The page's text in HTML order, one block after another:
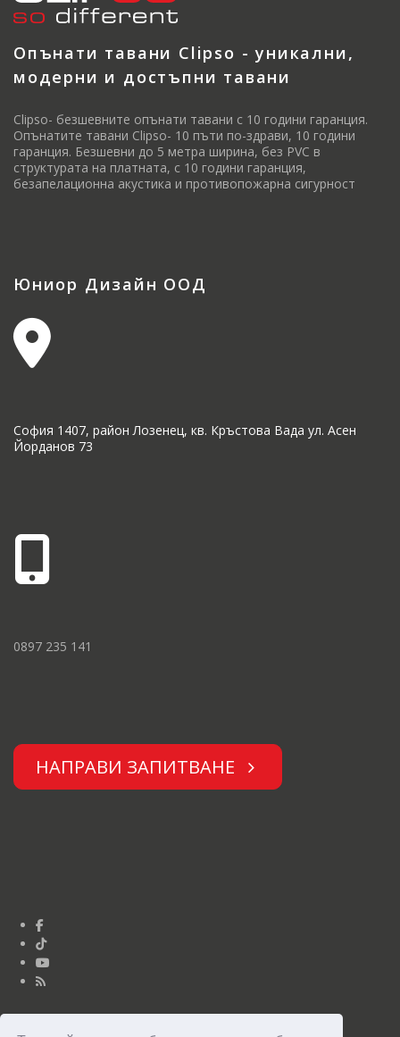
Опънати тавани Clipso - уникални,
модерни и достъпни тавани
Clipso- безшевните опънати тавани с 10 години гаранция.
Опънатите тавани Clipso- 10 пъти по-здрави, 10 години
гаранция. Безшевни до 5 метра ширина, без PVC в
структурата на платната, с 10 години гаранция,
безапелационна акустика и противопожарна сигурност
Юниор Дизайн ООД
София 1407, район Лозенец, кв. Кръстова Вада ул. Асен
Йорданов 73
0897 235 141
НАПРАВИ ЗАПИТВАНЕ